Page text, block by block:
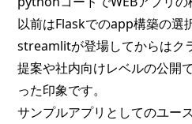
以前はFlaskでのapp構築の選
streamlitが登場してからはク
提案や社内向けレベルの公開
った印象です。
サンプルアプリとしてのユー